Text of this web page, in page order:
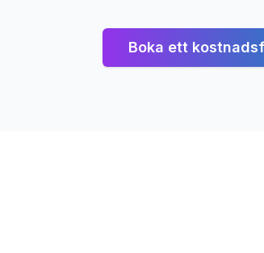
Boka ett